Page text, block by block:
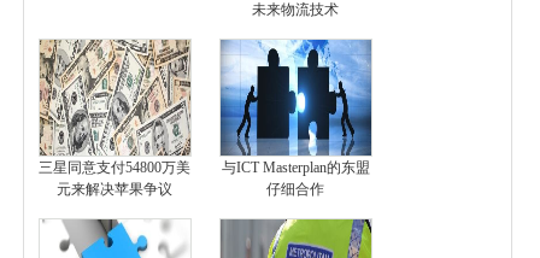
未来物流技术
三星同意支付54800万美
元来解决苹果争议
与ICT Masterplan的东盟
仔细合作